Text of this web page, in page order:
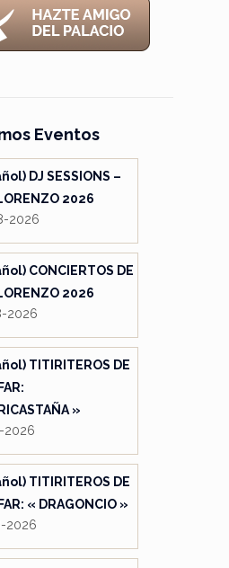
Eventos
DJ SESSIONS –
2026
2026
CONCIERTOS DE
2026
2026
TITIRITEROS DE
»
2026
TITIRITEROS DE
« DRAGONCIO »
2026